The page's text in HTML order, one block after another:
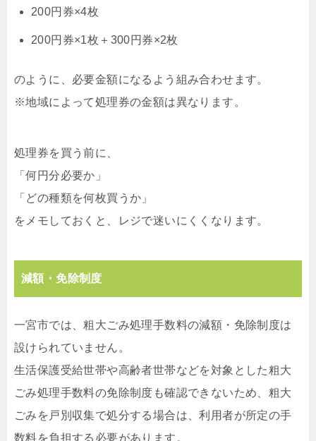
200円券×4枚
200円券×1枚＋300円券×2枚
のように、必要金額になるよう組み合わせます。
※地域によって処理券の金額は異なります。
処理券を買う前に、
「何円分必要か」
「どの種類を何枚買うか」
をメモしておくと、レジで迷いにくくなります。
減額・免除制度
一宮市では、粗大ごみ処理手数料の減額・免除制度は
設けられていません。
生活保護受給世帯や高齢者世帯などを対象とした粗大
ごみ処理手数料の免除制度も確認できないため、粗大
ごみを戸別収集で処分する場合は、利用者が所定の手
数料を負担する必要があります。